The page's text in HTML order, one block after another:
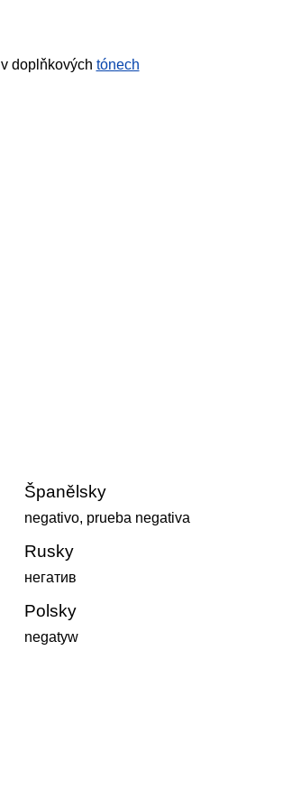
v doplňkových tónech
Španělsky
negativo, prueba negativa
Rusky
негатив
Polsky
negatyw